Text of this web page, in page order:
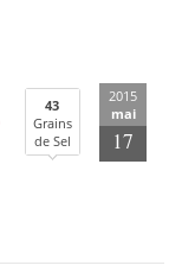
43
Grains
de Sel
2015
mai
17